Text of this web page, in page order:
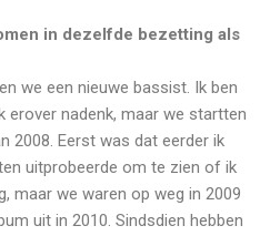
in dezelfde bezetting als
we een nieuwe bassist. Ik ben
erover nadenk, maar we startten
2008. Eerst was dat eerder ik
uitprobeerde om te zien of ik
maar we waren op weg in 2009
uit in 2010. Sindsdien hebben